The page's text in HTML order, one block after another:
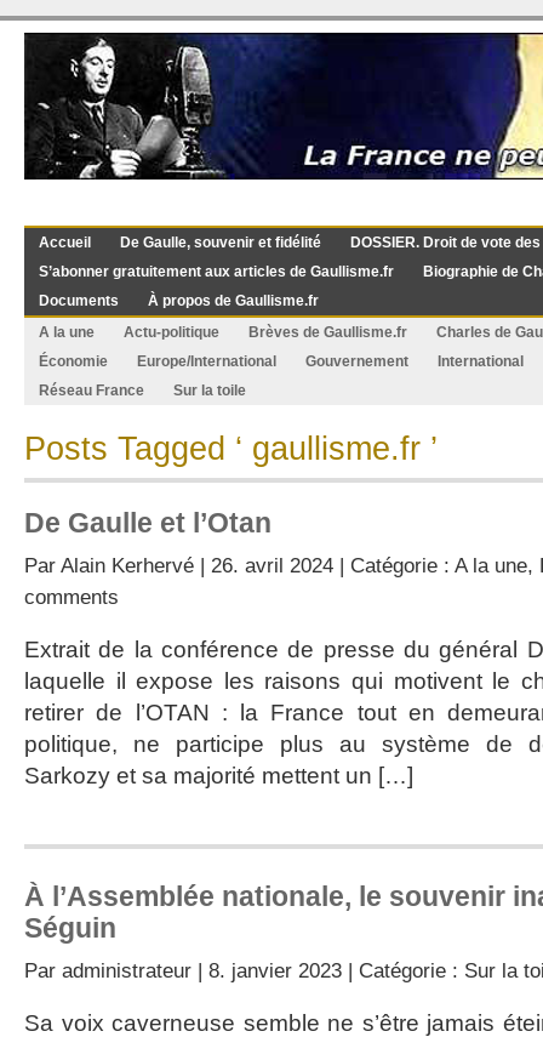
Accueil De Gaulle, souvenir et fidélité
DOSSIER. Droit de vote
S’abonner gratuitement aux articles de Gaullisme.fr
Biographie de
Documents
À propos de Gaullisme.fr
A la une
Actu-politique Brèves de Gaullisme.fr
Charles de
Économie
Europe/International Gouvernement
International
Réseau France
Sur la toile
Posts Tagged ‘ gaullisme.fr ’
De Gaulle et l’Otan
Par Alain Kerhervé | 26. avril 2024 | Catégorie : A la une,
comments
Extrait de la conférence de presse du général
laquelle il expose les raisons qui motivent le
retirer de l’OTAN : la France tout en
politique, ne participe plus au système de
Sarkozy et sa majorité mettent un […]
À l’Assemblée nationale, le souvenir
Séguin
Par administrateur | 8. janvier 2023 | Catégorie : Sur la
Sa voix caverneuse semble ne s’être jamais